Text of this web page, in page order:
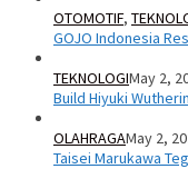
OTOMOTIF,
GOJO Indonesia
TEKNOLOGIMay 2,
Build Hiyuki
OLAHRAGAMay 2,
Taisei Marukawa